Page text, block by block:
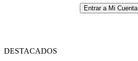
Entrar a Mi Cuenta
DESTACADOS